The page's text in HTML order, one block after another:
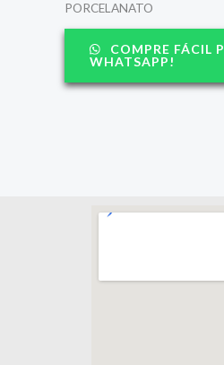
PORCELANATO
COMPRE FÁCIL
WHATSAPP!